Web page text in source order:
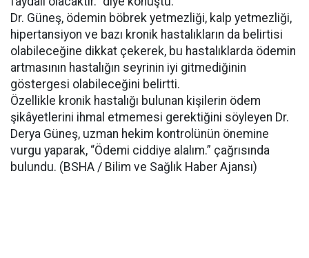
Dr. Güneş, ödemin böbrek yetmezliği, kalp yetmezliği,
hipertansiyon ve bazı kronik hastalıkların da belirtisi
olabileceğine dikkat çekerek, bu hastalıklarda ödemin
artmasının hastalığın seyrinin iyi gitmediğinin
göstergesi olabileceğini belirtti.
Özellikle kronik hastalığı bulunan kişilerin ödem
şikâyetlerini ihmal etmemesi gerektiğini söyleyen Dr.
Derya Güneş, uzman hekim kontrolünün önemine
vurgu yaparak, “Ödemi ciddiye alalım.” çağrısında
bulundu. (BSHA / Bilim ve Sağlık Haber Ajansı)